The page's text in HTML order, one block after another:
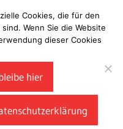
Cookies, die für den
Wenn Sie die Website
dieser Cookies
hier